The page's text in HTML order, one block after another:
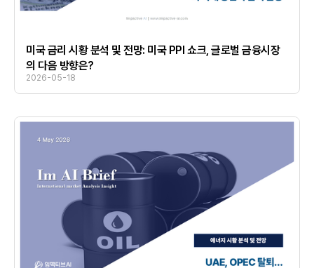
미국 금리 시황 분석 및 전망: 미국 PPI 쇼크, 글로벌 금융시장
의 다음 방향은?
2026-05-18